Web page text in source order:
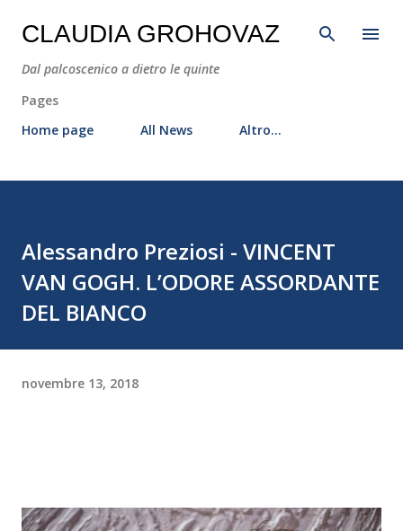
Passa ai contenuti principali
CLAUDIA GROHOVAZ
Dal palcoscenico a dietro le quinte
Pages
Home page
All News Altro…
Alessandro Preziosi - VINCENT
VAN GOGH. L’ODORE ASSORDANTE
DEL BIANCO
novembre 13, 2018